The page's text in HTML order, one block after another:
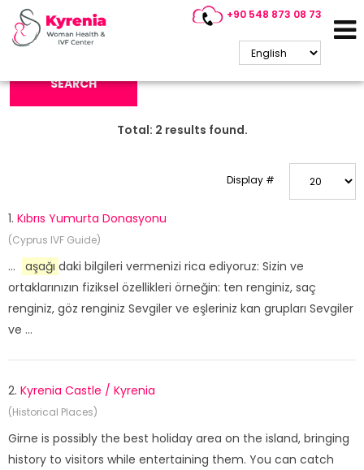
+90 548 873 08 73
Search Keyword:
SEARCH
Total: 2 results found.
Display #
1. Kıbrıs Yumurta Donasyonu
(Cyprus IVF Guide)
... aşağı daki bilgileri vermenizi rica ediyoruz: Sizin ve
ortaklarınızın fiziksel özellikleri örneğin: ten renginiz, saç
renginiz, göz renginiz Sevgiler ve eşleriniz kan grupları Sevgiler
ve ...
2. Kyrenia Castle / Kyrenia
(Historical Places)
Girne is possibly the best holiday area on the island, bringing
history to visitors while entertaining them. You can catch